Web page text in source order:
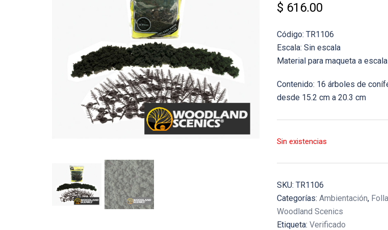
$ 616.00
Código: TR1106
Escala: Sin escala
Material para maqueta a escala
Contenido: 16 árboles de
desde 15.2 cm a 20.3 cm
Sin existencias
SKU: TR1106
Categorías: Ambientación,
Woodland Scenics
Etiqueta: Verificado